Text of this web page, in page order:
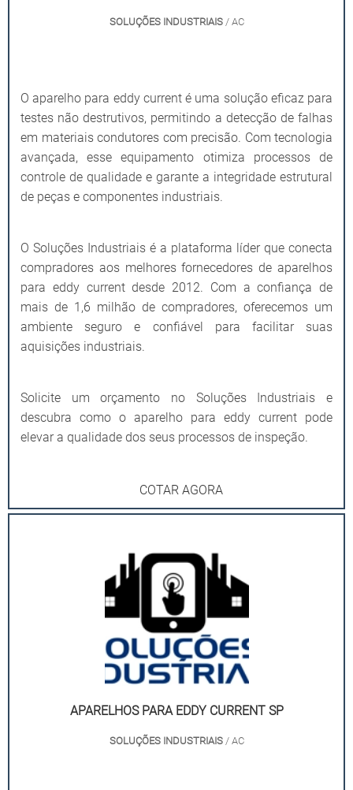
SOLUÇÕES INDUSTRIAIS/ AC
O aparelho para eddy current é uma solução eficaz para
testes não destrutivos, permitindo a detecção de falhas
em materiais condutores com precisão. Com tecnologia
avançada, esse equipamento otimiza processos de
controle de qualidade e garante a integridade estrutural
de peças e componentes industriais.
O Soluções Industriais é a plataforma líder que conecta
compradores aos melhores fornecedores de aparelhos
para eddy current desde 2012. Com a confiança de
mais de 1,6 milhão de compradores, oferecemos um
ambiente seguro e confiável para facilitar suas
aquisições industriais.
Solicite um orçamento no Soluções Industriais e
descubra como o aparelho para eddy current pode
elevar a qualidade dos seus processos de inspeção.
COTAR AGORA
APARELHOS PARA EDDY CURRENT SP
SOLUÇÕES INDUSTRIAIS/ AC